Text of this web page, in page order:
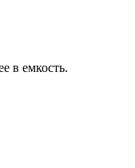
в емкость.